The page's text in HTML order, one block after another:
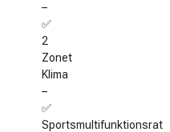
–
✅
2
Zonet
Klima
–
✅
Sportsmultifunktionsrat